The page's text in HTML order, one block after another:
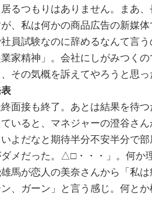
居るつもりはありません。まあ
、私は何かの商品広告の新媒
員試験なのに辞めるなんて言
業家精神」。会社にしがみつく
その気概を訴えてやろうと思っ
面接も終了。あとは結果を待
いると、マネジャーの澄谷さ
よだなと期待半分不安半分で
ダメだった。△□・・・」。何か
馬が恋人の美奈さんから「私
、ガーン」と言う感じ。何と